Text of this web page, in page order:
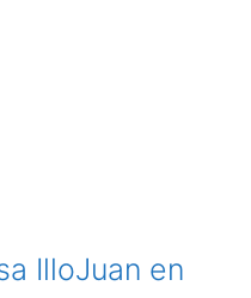
IlloJuan en